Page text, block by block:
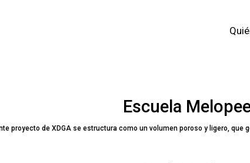
Escuela
proyecto de XDGA se estructura como un volumen poroso y ligero,